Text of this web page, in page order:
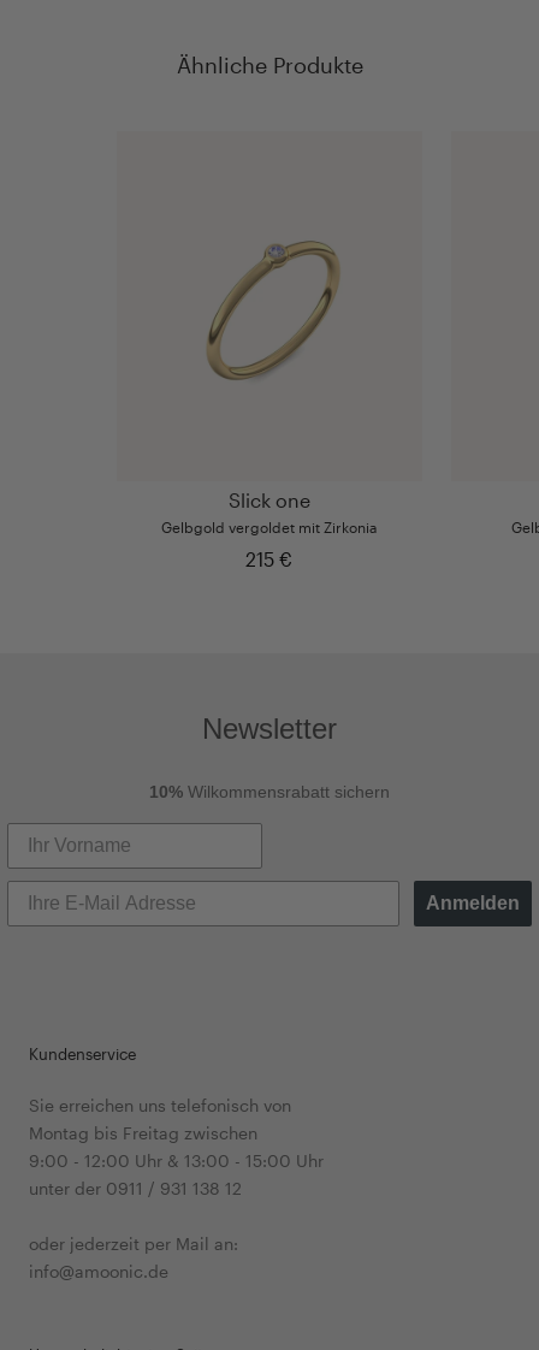
Ähnliche Produkte
Slick one
Gelbgold vergoldet mit Zirkonia
215 €
Newsletter
10% Wilkommensrabatt sichern
Anmelden
Kundenservice
Sie erreichen uns telefonisch von
Montag bis Freitag zwischen
9:00 - 12:00 Uhr & 13:00 - 15:00 Uhr
unter der 0911 / 931 138 12
oder jederzeit per Mail an:
info@amoonic.de